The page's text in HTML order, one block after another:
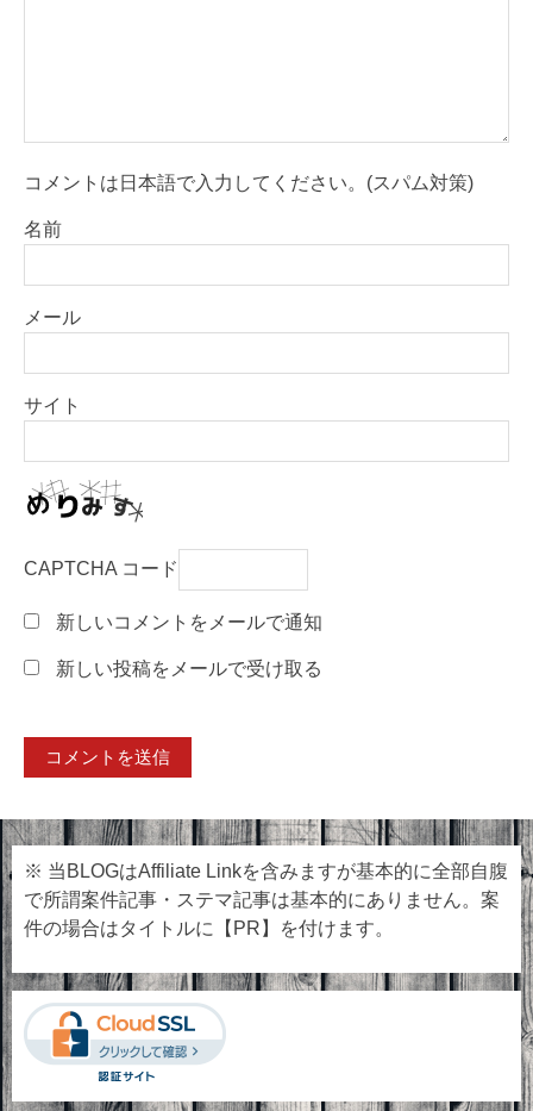
コメントは日本語で入力してください。(スパム対策)
名前
メール
サイト
CAPTCHA コード
新しいコメントをメールで通知
新しい投稿をメールで受け取る
※ 当BLOGはAffiliate Linkを含みますが基本的に全部自腹
で所謂案件記事・ステマ記事は基本的にありません。案
件の場合はタイトルに【PR】を付けます。